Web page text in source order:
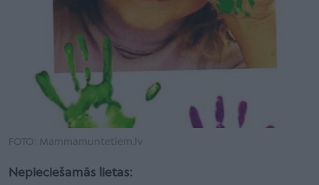
FOTO: Mammamuntetiem.lv
Nepieciešamās lietas: